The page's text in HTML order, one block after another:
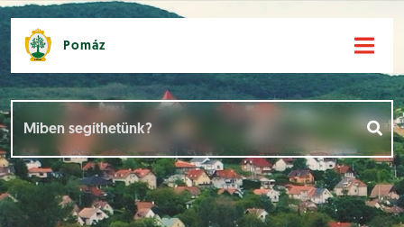
Pomáz
Események []